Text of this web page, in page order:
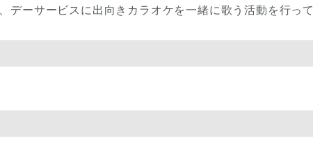
ーサービスに出向きカラオケを一緒に歌う活動を行って